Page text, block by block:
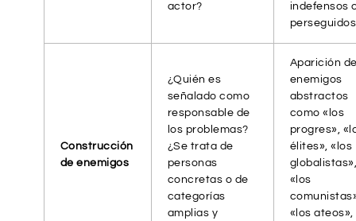
actor?
indefensos
Construcción
de enemigos
¿Quién es
señalado como
responsable de
los problemas?
¿Se trata de
personas
concretas o de
categorías
amplias y
Aparición
enemigos
abstractos
como «los
progres»,
élites», «los
«los
«los ateos»,